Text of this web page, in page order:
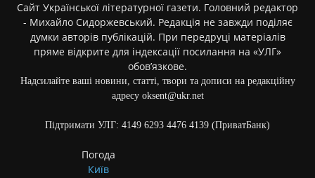
Сайт Української літературної газети. Головний редактор
- Михайло Сидоржевський. Редакція не завжди поділяє
думки авторів публікацій. При передруці матеріалів
пряме відкрите для індексації посилання на «УЛГ»
обов’язкове.
Надсилайте ваші новини, статті, твори та дописи на редакційну
адресу oksent@ukr.net
Підтримати УЛГ: 4149 6293 4476 4139 (ПриватБанк)
Погода
Київ